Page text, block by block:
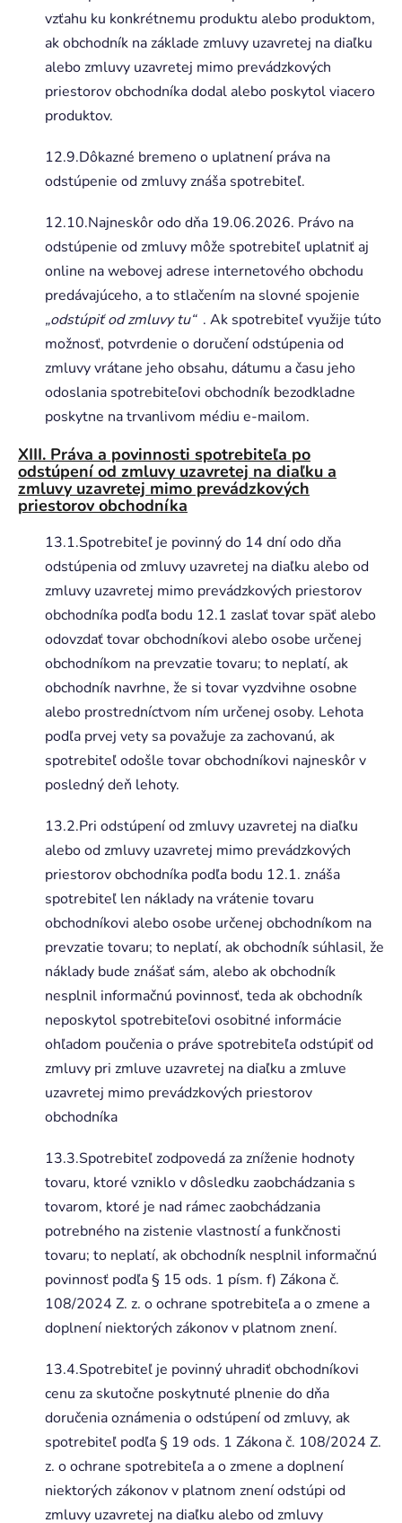
vzťahu ku konkrétnemu produktu alebo produktom,
ak obchodník na základe zmluvy uzavretej na diaľku
alebo zmluvy uzavretej mimo prevádzkových
priestorov obchodníka dodal alebo poskytol viacero
produktov.
12.9.Dôkazné bremeno o uplatnení práva na
odstúpenie od zmluvy znáša spotrebiteľ.
12.10.Najneskôr odo dňa 19.06.2026. Právo na
odstúpenie od zmluvy môže spotrebiteľ uplatniť aj
online na webovej adrese internetového obchodu
predávajúceho, a to stlačením na slovné spojenie
„odstúpiť od zmluvy tu“. Ak spotrebiteľ využije túto
možnosť, potvrdenie o doručení odstúpenia od
zmluvy vrátane jeho obsahu, dátumu a času jeho
odoslania spotrebiteľovi obchodník bezodkladne
poskytne na trvanlivom médiu e-mailom.
XIII. Práva a povinnosti spotrebiteľa po
odstúpení od zmluvy uzavretej na diaľku a
zmluvy uzavretej mimo prevádzkových
priestorov obchodníka
13.1.Spotrebiteľ je povinný do 14 dní odo dňa
odstúpenia od zmluvy uzavretej na diaľku alebo od
zmluvy uzavretej mimo prevádzkových priestorov
obchodníka podľa bodu 12.1 zaslať tovar späť alebo
odovzdať tovar obchodníkovi alebo osobe určenej
obchodníkom na prevzatie tovaru; to neplatí, ak
obchodník navrhne, že si tovar vyzdvihne osobne
alebo prostredníctvom ním určenej osoby. Lehota
podľa prvej vety sa považuje za zachovanú, ak
spotrebiteľ odošle tovar obchodníkovi najneskôr v
posledný deň lehoty.
13.2.Pri odstúpení od zmluvy uzavretej na diaľku
alebo od zmluvy uzavretej mimo prevádzkových
priestorov obchodníka podľa bodu 12.1. znáša
spotrebiteľ len náklady na vrátenie tovaru
obchodníkovi alebo osobe určenej obchodníkom na
prevzatie tovaru; to neplatí, ak obchodník súhlasil, že
náklady bude znášať sám, alebo ak obchodník
nesplnil informačnú povinnosť, teda ak obchodník
neposkytol spotrebiteľovi osobitné informácie
ohľadom poučenia o práve spotrebiteľa odstúpiť od
zmluvy pri zmluve uzavretej na diaľku a zmluve
uzavretej mimo prevádzkových priestorov
obchodníka
13.3.Spotrebiteľ zodpovedá za zníženie hodnoty
tovaru, ktoré vzniklo v dôsledku zaobchádzania s
tovarom, ktoré je nad rámec zaobchádzania
potrebného na zistenie vlastností a funkčnosti
tovaru; to neplatí, ak obchodník nesplnil informačnú
povinnosť podľa § 15 ods. 1 písm. f) Zákona č.
108/2024 Z. z. o ochrane spotrebiteľa a o zmene a
doplnení niektorých zákonov v platnom znení.
13.4.Spotrebiteľ je povinný uhradiť obchodníkovi
cenu za skutočne poskytnuté plnenie do dňa
doručenia oznámenia o odstúpení od zmluvy, ak
spotrebiteľ podľa § 19 ods. 1 Zákona č. 108/2024 Z.
z. o ochrane spotrebiteľa a o zmene a doplnení
niektorých zákonov v platnom znení odstúpi od
zmluvy uzavretej na diaľku alebo od zmluvy